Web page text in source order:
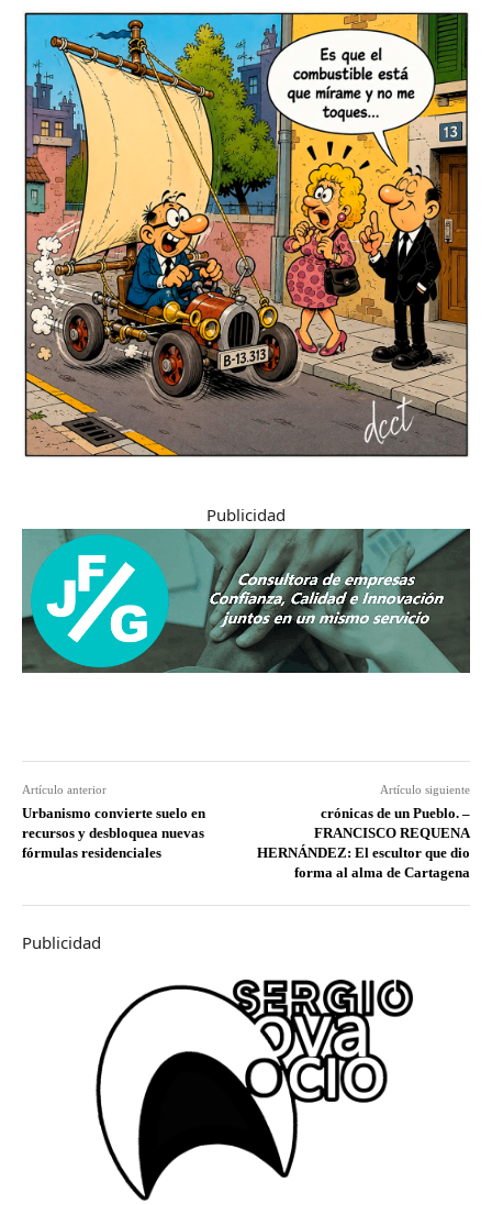
Publicidad
Artículo anterior
Urbanismo convierte suelo en
recursos y desbloquea nuevas
fórmulas residenciales
Artículo siguiente
crónicas de un Pueblo. –
FRANCISCO REQUENA
HERNÁNDEZ: El escultor que dio
forma al alma de Cartagena
Publicidad